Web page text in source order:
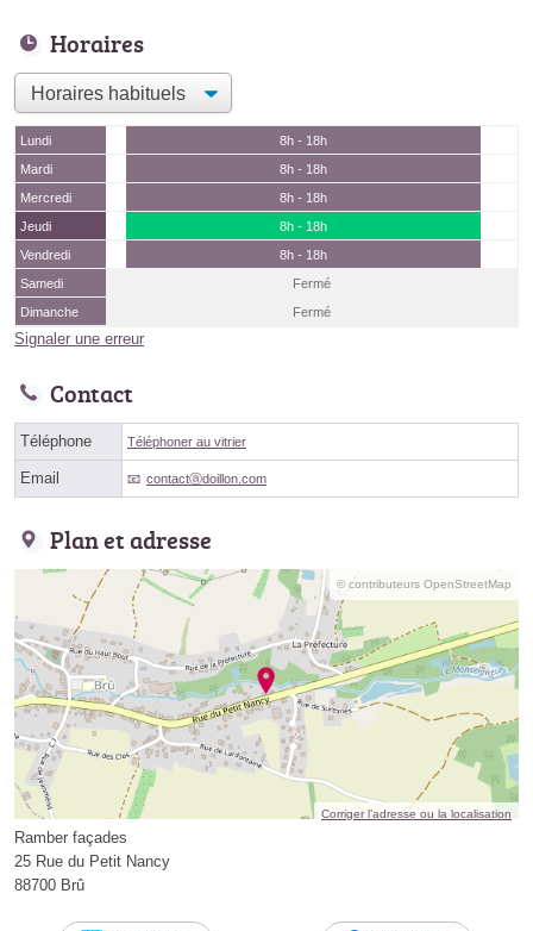
Horaires
Lundi
8h - 18h
Mardi
8h - 18h
Mercredi
8h - 18h
Jeudi
8h - 18h
Vendredi
8h - 18h
Samedi
Fermé
Dimanche
Fermé
Signaler une erreur
Contact
Téléphone Téléphoner au vitrier
Email contactⓐdoillon.com
Plan et adresse
© contributeurs OpenStreetMap
Corriger l’adresse ou la localisation
Ramber façades
25 Rue du Petit Nancy
88700 Brû